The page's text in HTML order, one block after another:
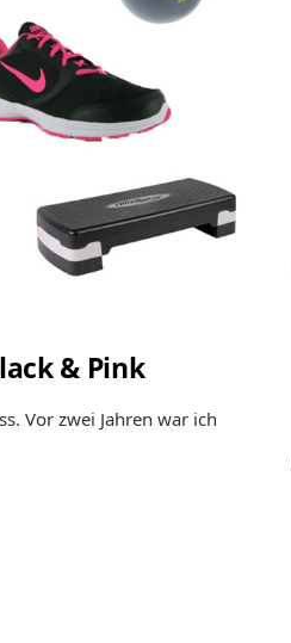
& Pink
Vor zwei Jahren war ich